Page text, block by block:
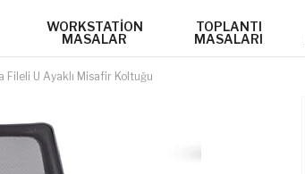
WORKSTATION
MASALAR
TOPLANTI
MASALARI
Fileli U Ayaklı Misafir Koltuğu